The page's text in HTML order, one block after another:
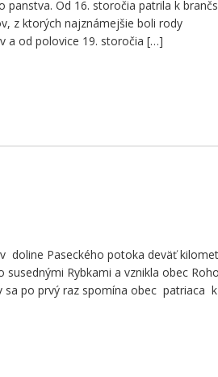
Od 16. storočia patrila k
z ktorých najznámejšie boli rody
a od polovice 19. storočia […]
doline Paseckého potoka deväť
Rybkami a vznikla obec
sa po prvý raz spomína obec patriaca k